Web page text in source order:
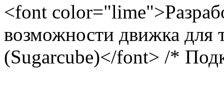
<font
возможности движка для
(Sugarcube)</font> /*